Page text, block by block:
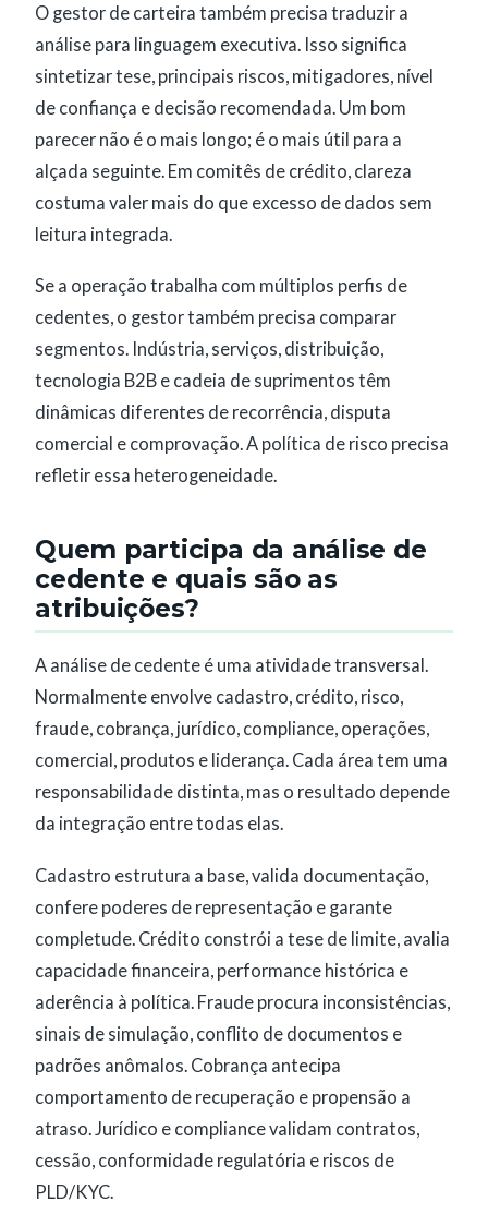
O gestor de carteira também precisa traduzir a
análise para linguagem executiva. Isso significa
sintetizar tese, principais riscos, mitigadores, nível
de confiança e decisão recomendada. Um bom
parecer não é o mais longo; é o mais útil para a
alçada seguinte. Em comitês de crédito, clareza
costuma valer mais do que excesso de dados sem
leitura integrada.
Se a operação trabalha com múltiplos perfis de
cedentes, o gestor também precisa comparar
segmentos. Indústria, serviços, distribuição,
tecnologia B2B e cadeia de suprimentos têm
dinâmicas diferentes de recorrência, disputa
comercial e comprovação. A política de risco precisa
refletir essa heterogeneidade.
Quem participa da análise de
cedente e quais são as
atribuições?
A análise de cedente é uma atividade transversal.
Normalmente envolve cadastro, crédito, risco,
fraude, cobrança, jurídico, compliance, operações,
comercial, produtos e liderança. Cada área tem uma
responsabilidade distinta, mas o resultado depende
da integração entre todas elas.
Cadastro estrutura a base, valida documentação,
confere poderes de representação e garante
completude. Crédito constrói a tese de limite, avalia
capacidade financeira, performance histórica e
aderência à política. Fraude procura inconsistências,
sinais de simulação, conflito de documentos e
padrões anômalos. Cobrança antecipa
comportamento de recuperação e propensão a
atraso. Jurídico e compliance validam contratos,
cessão, conformidade regulatória e riscos de
PLD/KYC.